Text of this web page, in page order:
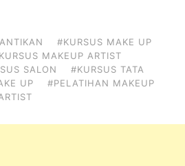
#KURSUS MAKE UP
MAKEUP ARTIST
SALON
#KURSUS TATA
UP
#PELATIHAN MAKEUP